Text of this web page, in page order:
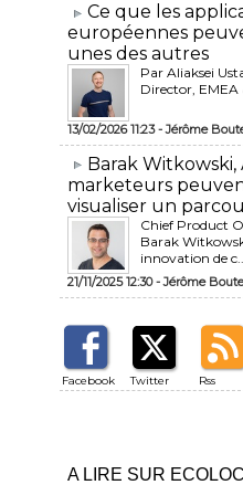
​Ce que les
européennes
unes des autres
Par Aliaksei
Director, EMEA
13/02/2026 11:23 -Jérôme
​Barak Witkowski,
marketeurs
visualiser un
Chief Product
Barak
innovation de c...
21/11/2025 12:30 -Jérôme
Facebook Twitter Rss
A LIRE SUR